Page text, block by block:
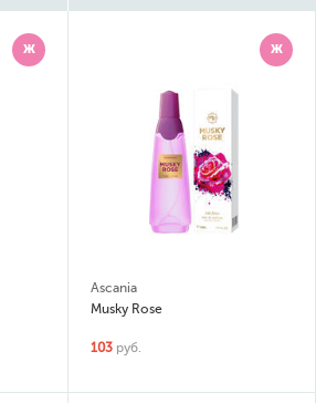
Ж Ж
Ascania
Musky Rose
103 руб.